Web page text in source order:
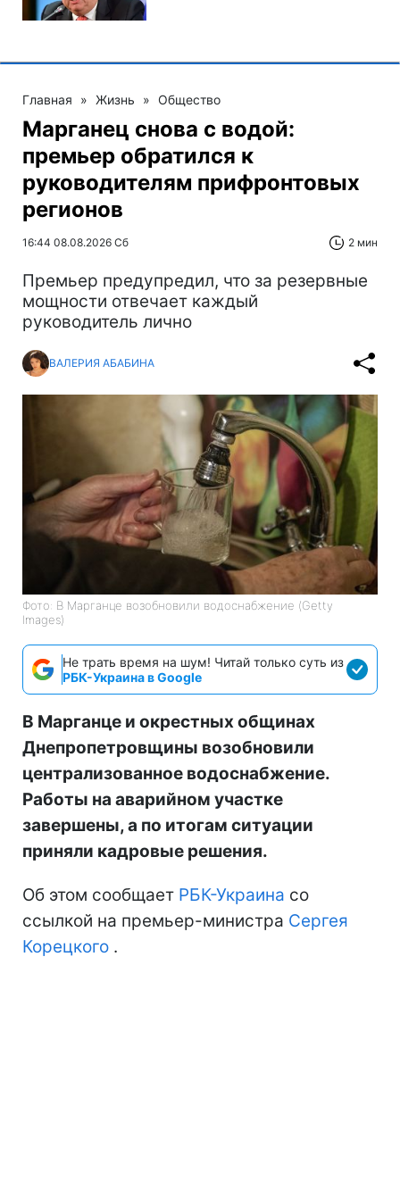
Главная » Жизнь » Общество
Марганец снова с водой:
премьер обратился к
руководителям прифронтовых
регионов
16:44 08.08.2026 Сб 2 мин
Премьер предупредил, что за резервные
мощности отвечает каждый
руководитель лично
ВАЛЕРИЯ АБАБИНА
Фото: В Марганце возобновили водоснабжение (Getty
Images)
Не трать время на шум! Читай только суть из
РБК-Украина в Google
В Марганце и окрестных общинах
Днепропетровщины возобновили
централизованное водоснабжение.
Работы на аварийном участке
завершены, а по итогам ситуации
приняли кадровые решения.
Об этом сообщает РБК-Украина со
ссылкой на премьер-министра Сергея
Корецкого .